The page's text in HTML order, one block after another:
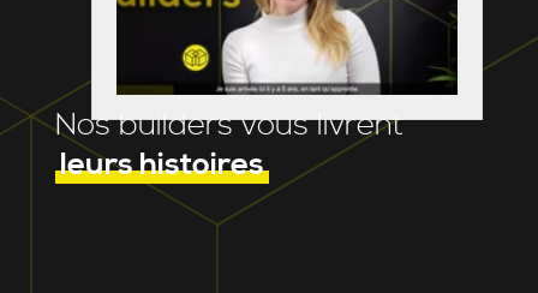
Nos builders vous livrent
leurs histoires